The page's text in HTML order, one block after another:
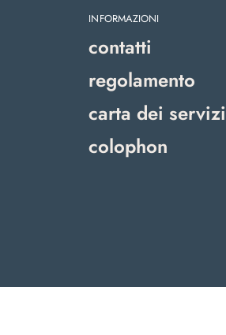
INFORMAZIONI
contatti
regolamento
carta dei servizi
colophon